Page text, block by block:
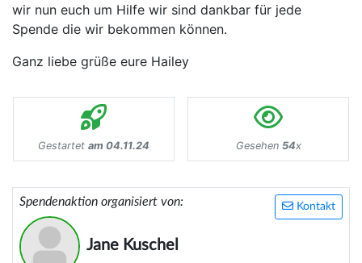
wir nun euch um Hilfe wir sind dankbar für jede
Spende die wir bekommen können.
Ganz liebe grüße eure Hailey
Gestartet am 04.11.24 Gesehen 54x
Kontakt
Spendenaktion organisiert von:
Jane Kuschel